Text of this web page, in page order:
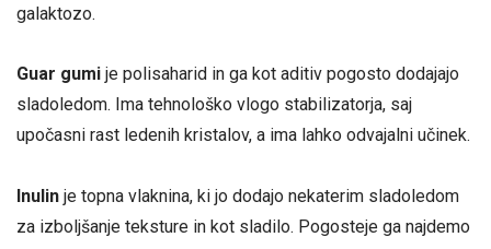
galaktozo.
Guar gumi je polisaharid in ga kot aditiv pogosto dodajajo
sladoledom. Ima tehnološko vlogo stabilizatorja, saj
upočasni rast ledenih kristalov, a ima lahko odvajalni učinek.
Inulin je topna vlaknina, ki jo dodajo nekaterim sladoledom
za izboljšanje teksture in kot sladilo. Pogosteje ga najdemo